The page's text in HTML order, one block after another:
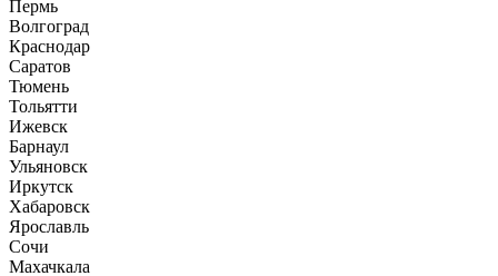
Пермь
Волгоград
Краснодар
Саратов
Тюмень
Тольятти
Ижевск
Барнаул
Ульяновск
Иркутск
Хабаровск
Ярославль
Сочи
Махачкала